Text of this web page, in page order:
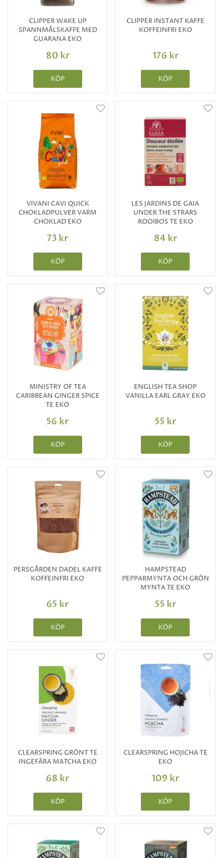
CLIPPER WAKE UP
SPANNMÅLSKAFFE MED
GUARANA EKO
80 kr
KÖP
CLIPPER INSTANT KAFFE
KOFFEINFRI EKO
176 kr
KÖP
VIVANI CAVI QUICK
CHOKLADPULVER VARM
CHOKLAD EKO
73 kr
KÖP
LES JARDINS DE GAIA
UNDER THE STRARS
ROOIBOS TE EKO
84 kr
KÖP
MINISTRY OF TEA
CARIBBEAN GINGER SPICE
TE EKO
56 kr
KÖP
ENGLISH TEA SHOP
VANILLA EARL GRAY EKO
55 kr
KÖP
PERSGÅRDEN DADEL KAFFE
KOFFEINFRI EKO
65 kr
KÖP
HAMPSTEAD
PEPPARMYNTA OCH GRÖN
MYNTA TE EKO
55 kr
KÖP
CLEARSPRING GRÖNT TE
INGEFÄRA MATCHA EKO
68 kr
KÖP
CLEARSPRING HOJICHA TE
EKO
109 kr
KÖP